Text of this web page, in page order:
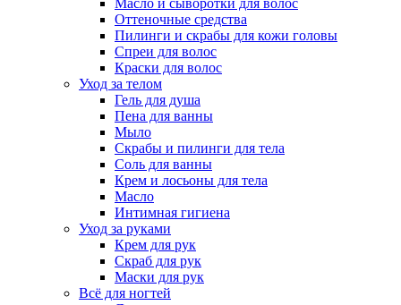
Оттеночные средства
Пилинги и скрабы для кожи головы
Спреи для волос
Краски для волос
Уход за телом
Гель для душа
Пена для ванны
Мыло
Скрабы и пилинги для тела
Соль для ванны
Крем и лосьоны для тела
Масло
Интимная гигиена
Уход за руками
Крем для рук
Скраб для рук
Маски для рук
Всё для ногтей